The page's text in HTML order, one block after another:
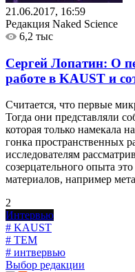
21.06.2017, 16:59
Редакция Naked Science
6,2 тыс
Сергей Лопатин: О
работе в KAUST и
Считается, что первые
Тогда они представляли
которая только намекала
гонка пространственных
исследователям
созерцательного опыта
материалов, например
2
Интервью
# KAUST
# TEM
# интвервью
Выбор редакции